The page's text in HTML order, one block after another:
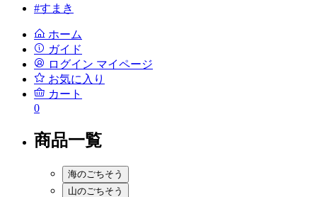
#すまき
ホーム
ガイド
ログイン マイページ
お気に入り
カート
0
商品一覧
海のごちそう
山のごちそう